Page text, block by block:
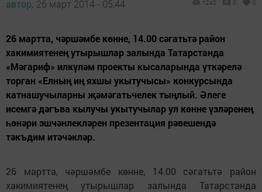
автор, 26 март 2014 - 05:44 1242 0 0
26 мартта, чәршәмбе көнне, 14.00 сәгатьтә район
хакимиятенең утырышлар залында Татарстанда
«Мәгариф» илкүләм проекты кысаларында үткәрелә
торган «Елның иң яхшы укытучысы» конкурсында
катнашучыларны җәмәгатьчелек тыңлый. Әлеге
исемгә дәгъва кылучы укытучылар ул көнне үзләренең
һөнәри эшчәнлекләрен презентация рәвешендә
тәкъдим итәчәкләр.
26 мартта, чәршәмбе көнне, 14.00 сәгатьтә район
хакимиятенең утырышлар залында Татарстанда